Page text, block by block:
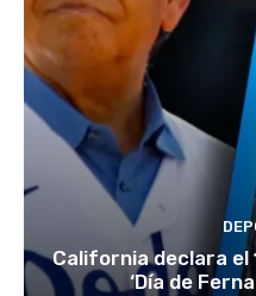
California declara el
‘Día de